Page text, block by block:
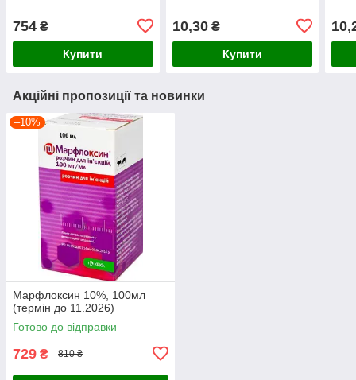
754 ₴
Купити
10,30₴
Купити
Акційні пропозиції та новинки
–10%
Марфлоксин 10%, 100мл
(термін до 11.2026)
Готово до відправки
729 ₴ 810 ₴